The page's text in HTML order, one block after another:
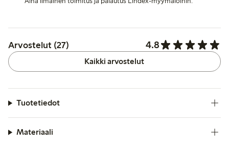
Arvostelut (27) 4.8
Kaikki arvostelut
Tuotetiedot
Materiaali